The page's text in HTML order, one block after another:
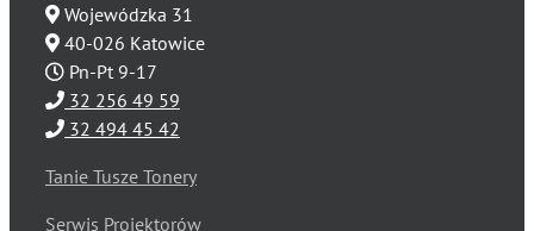
Wojewódzka 31
40-026 Katowice
Pn-Pt 9-17
32 256 49 59
32 494 45 42
Tanie Tusze Tonery
Serwis Projektorów